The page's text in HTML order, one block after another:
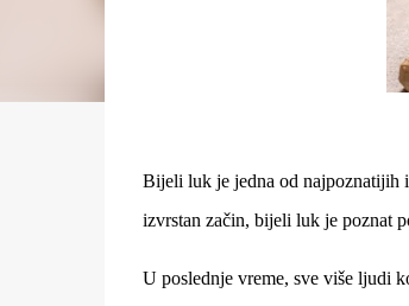
Bijeli luk je jedna od najpoznatijih
izvrstan začin, bijeli luk je poznat
U poslednje vreme, sve više ljudi